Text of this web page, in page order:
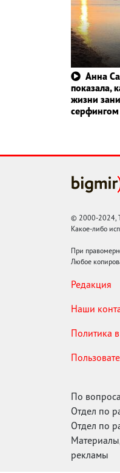
Анна
показала,
жизни
серфингом
© 2000-2024,
Какое-либо
При
Любое
Редакция
Наши
Политика
По
Отдел по
Отдел по
рекламы